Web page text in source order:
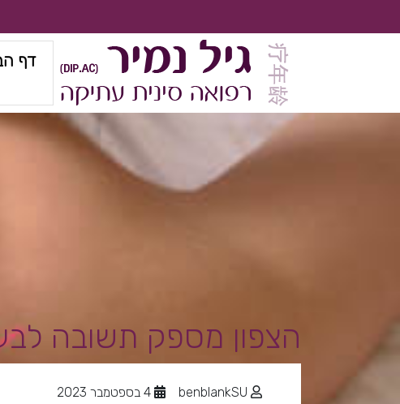
דף
הצפון מספק תשובה